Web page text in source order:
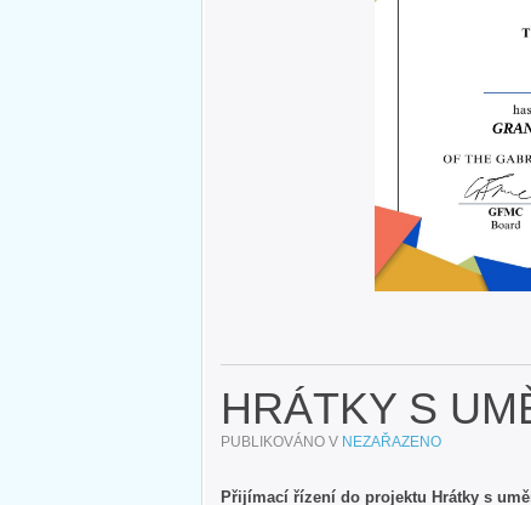
HRÁTKY S
PUBLIKOVÁNO V NEZAŘAZENO
Přijímací řízení do projektu Hrátky s